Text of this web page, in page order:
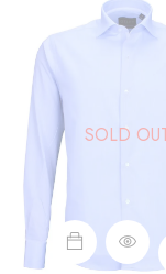
SOLD